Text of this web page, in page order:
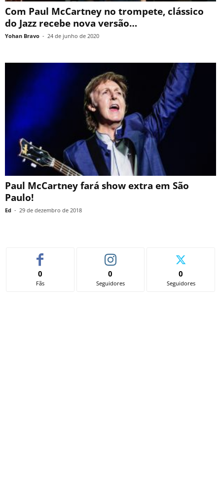
Com Paul McCartney no trompete, clássico
do Jazz recebe nova versão…
Yohan Bravo - 24 de junho de 2020
Paul McCartney fará show extra em São
Paulo!
Ed - 29 de dezembro de 2018
0
Fãs
0
Seguidores
0
Seguidores